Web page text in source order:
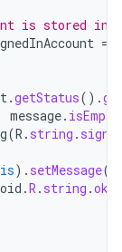
is stored in
=
.getStatus().
message. isEmpty
(R . string .
). setMessage(
.R . string .ok